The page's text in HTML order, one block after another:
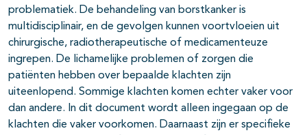
problematiek. De behandeling van borstkanker is
multidisciplinair, en de gevolgen kunnen voortvloeien uit
chirurgische, radiotherapeutische of medicamenteuze
ingrepen. De lichamelijke problemen of zorgen die
patiënten hebben over bepaalde klachten zijn
uiteenlopend. Sommige klachten komen echter vaker voor
dan andere. In dit document wordt alleen ingegaan op de
klachten die vaker voorkomen. Daarnaast zijn er specifieke